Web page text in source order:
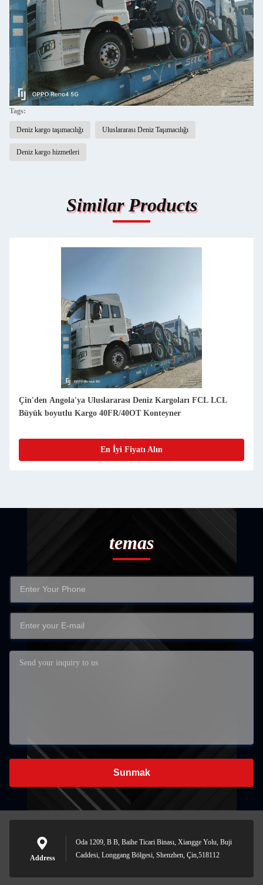
Tags:
Deniz kargo taşımacılığı Uluslararası Deniz Taşımacılığı
Deniz kargo hizmetleri
Similar Products
Çin'den Angola'ya Uluslararası Deniz Kargoları FCL LCL
Büyük boyutlu Kargo 40FR/40OT Konteyner
En İyi Fiyatı Alın
temas
Sunmak
Address
Oda 1209, B B, Baihe Ticari Binası, Xiangge Yolu, Buji
Caddesi, Longgang Bölgesi, Shenzhen, Çin,518112